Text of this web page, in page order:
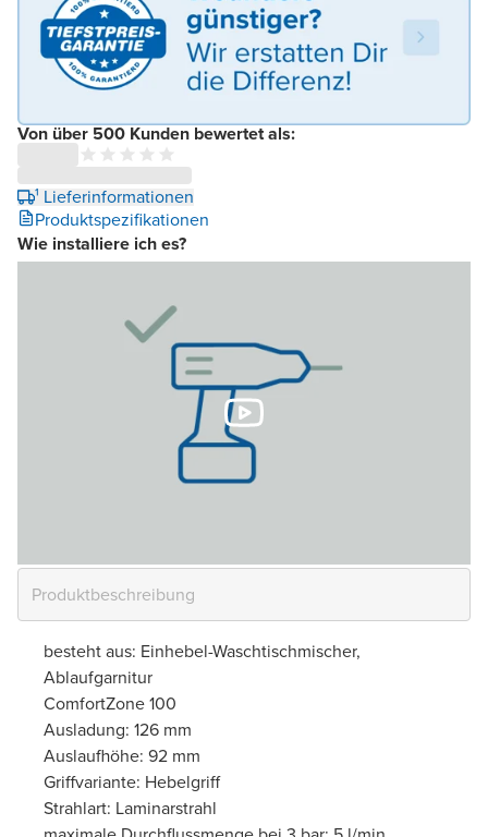
Von über 500 Kunden bewertet als:
¹ Lieferinformationen
Produktspezifikationen
Wie installiere ich es?
besteht aus: Einhebel-Waschtischmischer,
Ablaufgarnitur
ComfortZone 100
Ausladung: 126 mm
Auslaufhöhe: 92 mm
Griffvariante: Hebelgriff
Strahlart: Laminarstrahl